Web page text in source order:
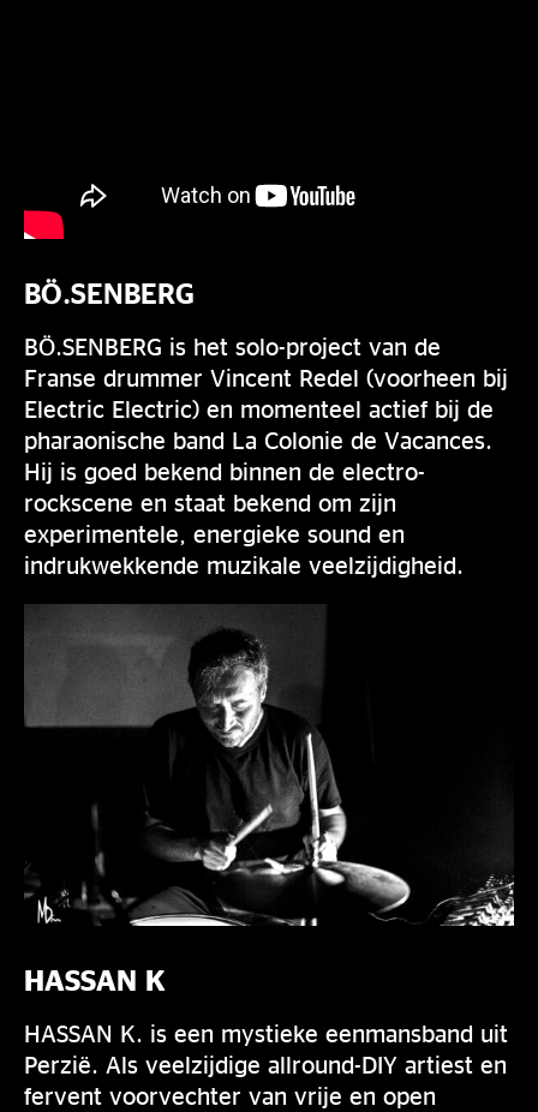
BÖ.SENBERG
BÖ.SENBERG is het solo-project van de
Franse drummer Vincent Redel (voorheen bij
Electric Electric) en momenteel actief bij de
pharaonische band La Colonie de Vacances.
Hij is goed bekend binnen de electro-
rockscene en staat bekend om zijn
experimentele, energieke sound en
indrukwekkende muzikale veelzijdigheid.
HASSAN K
HASSAN K. is een mystieke eenmansband uit
Perzië. Als veelzijdige allround-DIY artiest en
fervent voorvechter van vrije en open